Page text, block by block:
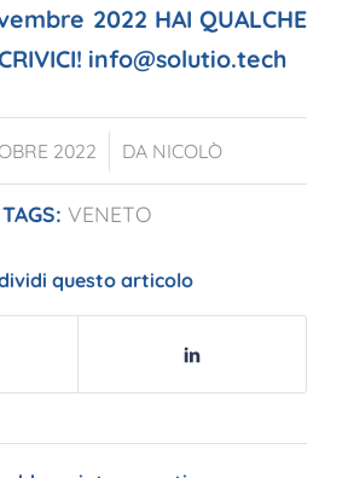
2022 HAI QUALCHE
info@solutio.tech
2022
/ DA NICOLÒ
TAGS: VENETO
questo articolo